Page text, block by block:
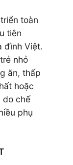
toàn
tiên
đình Việt.
nhỏ
ăn, thấp
hoặc
do chế
phụ